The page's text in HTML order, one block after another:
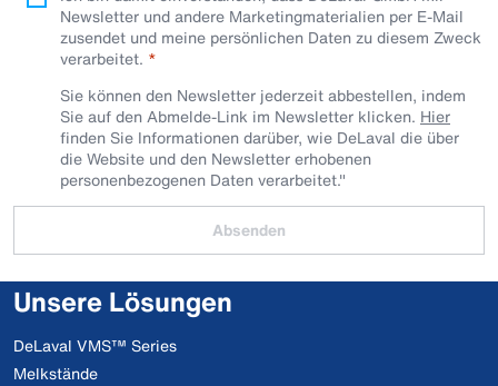
Newsletter und andere Marketingmaterialien per E-Mail
zusendet und meine persönlichen Daten zu diesem Zweck
verarbeitet.
Sie können den Newsletter jederzeit abbestellen, indem
Sie auf den Abmelde-Link im Newsletter klicken. Hier
finden Sie Informationen darüber, wie DeLaval die über
die Website und den Newsletter erhobenen
personenbezogenen Daten verarbeitet."
Absenden
Unsere Lösungen
DeLaval VMS™ Series
Melkstände